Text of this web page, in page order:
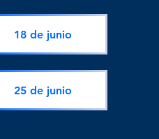
18 de junio
25 de junio